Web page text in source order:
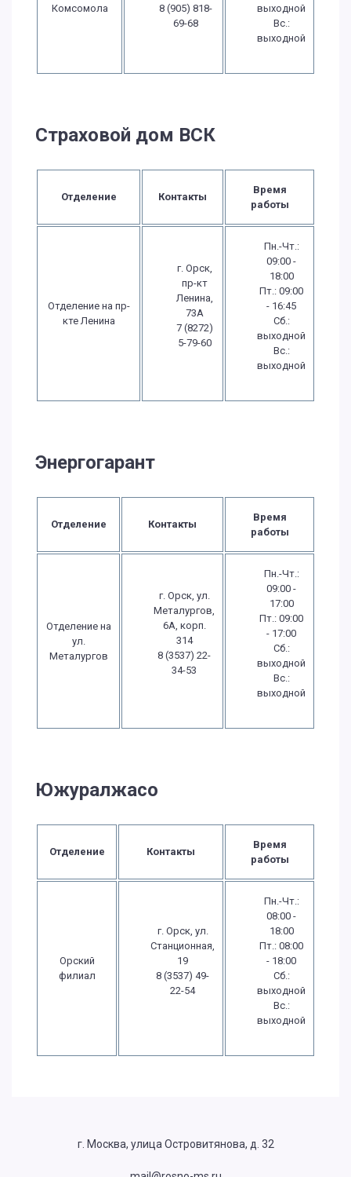
Комсомола
8 (905) 818-
69-68
выходной
Вс.:
выходной
Страховой дом ВСК
Отделение Контакты
Время
работы
Отделение на пр-
кте Ленина
г. Орск,
пр-кт
Ленина,
73А
7 (8272)
5-79-60
Пн.-Чт.:
09:00 -
18:00
Пт.: 09:00
- 16:45
Сб.:
выходной
Вс.:
выходной
Энергогарант
Отделение Контакты
Время
работы
Отделение на
ул.
Металургов
г. Орск, ул.
Металургов,
6А, корп.
314
8 (3537) 22-
34-53
Пн.-Чт.:
09:00 -
17:00
Пт.: 09:00
- 17:00
Сб.:
выходной
Вс.:
выходной
Южуралжасо
Отделение Контакты
Время
работы
Орский
филиал
г. Орск, ул.
Станционная,
19
8 (3537) 49-
22-54
Пн.-Чт.:
08:00 -
18:00
Пт.: 08:00
- 18:00
Сб.:
выходной
Вс.:
выходной
г. Москва, улица Островитянова, д. 32